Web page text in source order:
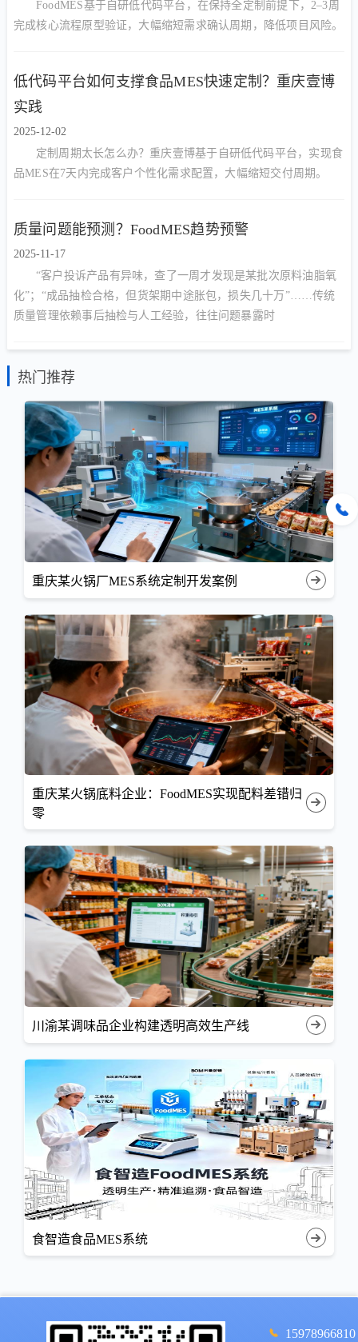
FoodMES基于自研低代码平台，在保持全定制前提下，2–3周
完成核心流程原型验证，大幅缩短需求确认周期，降低项目风险。
低代码平台如何支撑食品MES快速定制？重庆壹博
实践
2025-12-02
定制周期太长怎么办？重庆壹博基于自研低代码平台，实现食
品MES在7天内完成客户个性化需求配置，大幅缩短交付周期。
质量问题能预测？FoodMES趋势预警
2025-11-17
“客户投诉产品有异味，查了一周才发现是某批次原料油脂氧
化”；“成品抽检合格，但货架期中途胀包，损失几十万”……传统
质量管理依赖事后抽检与人工经验，往往问题暴露时
热门推荐
重庆某火锅厂MES系统定制开发案例
重庆某火锅底料企业：FoodMES实现配料差错归
零
川渝某调味品企业构建透明高效生产线
食智造食品MES系统
15978966810